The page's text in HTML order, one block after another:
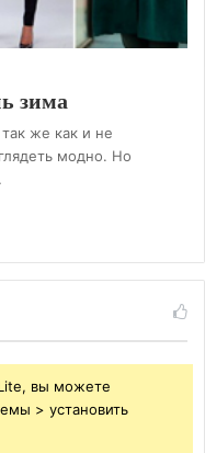
зима
же как и не
модно. Но
вы можете
> установить